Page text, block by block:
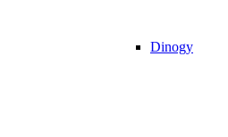
Dinogy